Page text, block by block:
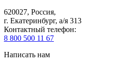
620027, Россия,
г. Екатеринбург, а/я 313
Контактный телефон:
8 800 500 11 67
Написать нам